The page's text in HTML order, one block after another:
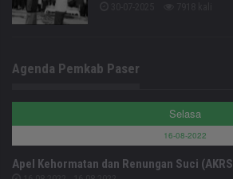
Agenda Pemkab Paser
Selasa
16-08-2022
Apel Kehormatan dan Renungan Suci